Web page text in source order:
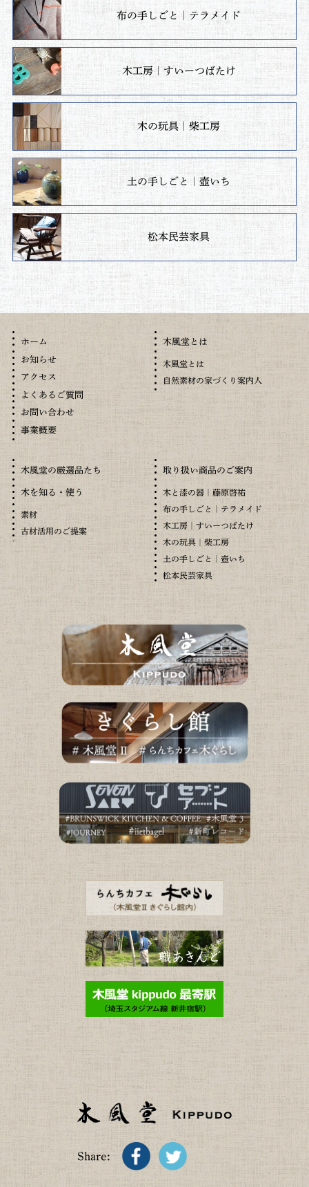
布の手しごと｜テラメイド
木工房｜すいーつばたけ
木の玩具｜柴工房
土の手しごと｜壺いち
松本民芸家具
ホーム
お知らせ
アクセス
よくあるご質問
お問い合わせ
事業概要
木風堂とは
木風堂とは
自然素材の家づくり案内人
木風堂の厳選品たち
木を知る・使う
素材
古材活用のご提案
取り扱い商品のご案内
木と漆の器｜藤原啓祐
布の手しごと｜テラメイド
木工房｜すいーつばたけ
木の玩具｜柴工房
土の手しごと｜壺いち
松本民芸家具
Share: